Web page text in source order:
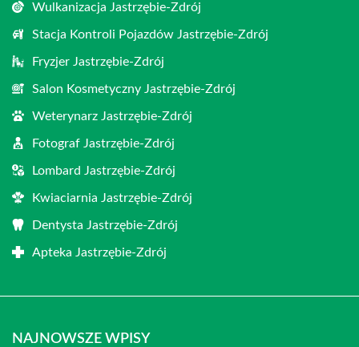
Wulkanizacja Jastrzębie-Zdrój
Stacja Kontroli Pojazdów Jastrzębie-Zdrój
Fryzjer Jastrzębie-Zdrój
Salon Kosmetyczny Jastrzębie-Zdrój
Weterynarz Jastrzębie-Zdrój
Fotograf Jastrzębie-Zdrój
Lombard Jastrzębie-Zdrój
Kwiaciarnia Jastrzębie-Zdrój
Dentysta Jastrzębie-Zdrój
Apteka Jastrzębie-Zdrój
NAJNOWSZE WPISY